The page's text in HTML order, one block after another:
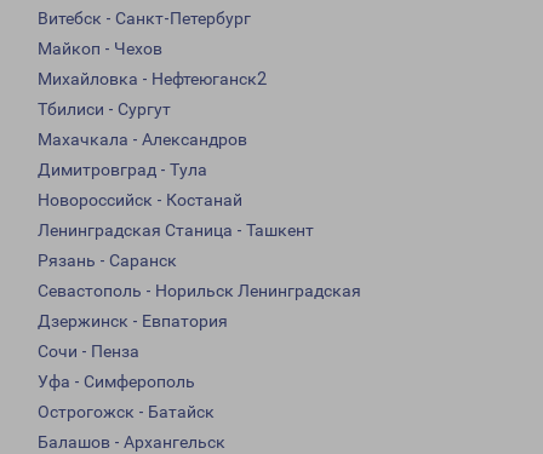
Витебск - Санкт-Петербург
Майкоп - Чехов
Михайловка - Нефтеюганск2
Тбилиси - Сургут
Махачкала - Александров
Димитровград - Тула
Новороссийск - Костанай
Ленинградская Станица - Ташкент
Рязань - Саранск
Севастополь - Норильск Ленинградская
Дзержинск - Евпатория
Сочи - Пенза
Уфа - Симферополь
Острогожск - Батайск
Балашов - Архангельск